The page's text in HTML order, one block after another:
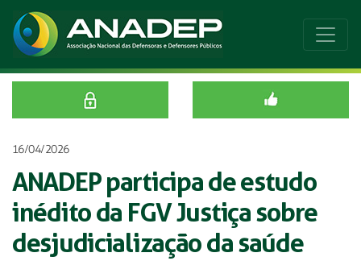
16/04/2026
ANADEP participa de estudo
inédito da FGV Justiça sobre
desjudicialização da saúde